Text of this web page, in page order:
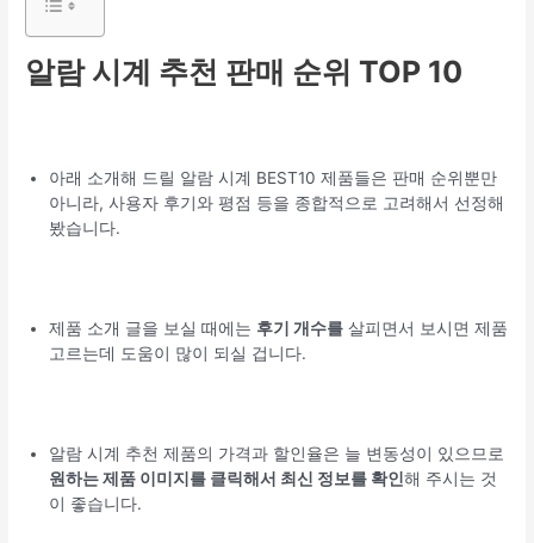
알람 시계 추천 판매 순위 TOP 10
아래 소개해 드릴 알람 시계 BEST10 제품들은 판매 순위뿐만
아니라, 사용자 후기와 평점 등을 종합적으로 고려해서 선정해
봤습니다.
제품 소개 글을 보실 때에는 후기 개수를 살피면서 보시면 제품
고르는데 도움이 많이 되실 겁니다.
알람 시계 추천 제품의 가격과 할인율은 늘 변동성이 있으므로
원하는 제품 이미지를 클릭해서 최신 정보를 확인해 주시는 것
이 좋습니다.